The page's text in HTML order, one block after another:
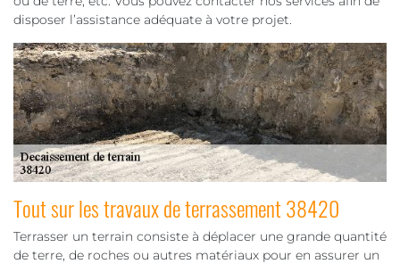
disposer l’assistance adéquate à votre projet.
Tout sur les travaux de terrassement 38420
Terrasser un terrain consiste à déplacer une grande quantité
de terre, de roches ou autres matériaux pour en assurer un